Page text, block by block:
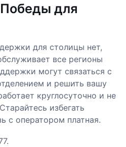
Победы для
для столицы нет,
все регионы
могут связаться с
и решить вашу
круглосуточно и не
избегать
с оператором платная.